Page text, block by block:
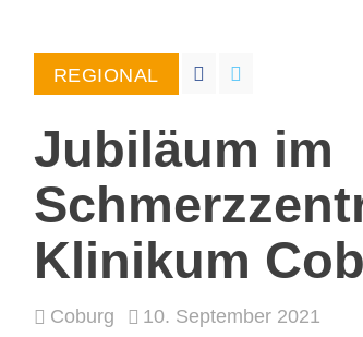
REGIONAL
Jubiläum im
Klinikum
Coburg 10. September 2021